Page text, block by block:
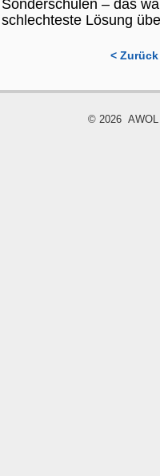
Sonderschulen – das
schlechteste Lösung
< Zurück
© 2026 AWOL